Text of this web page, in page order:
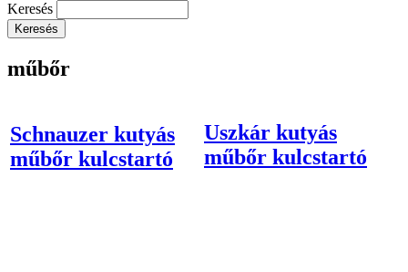
Keresés
műbőr
Schnauzer kutyás
műbőr kulcstartó
Uszkár kutyás
műbőr kulcstartó